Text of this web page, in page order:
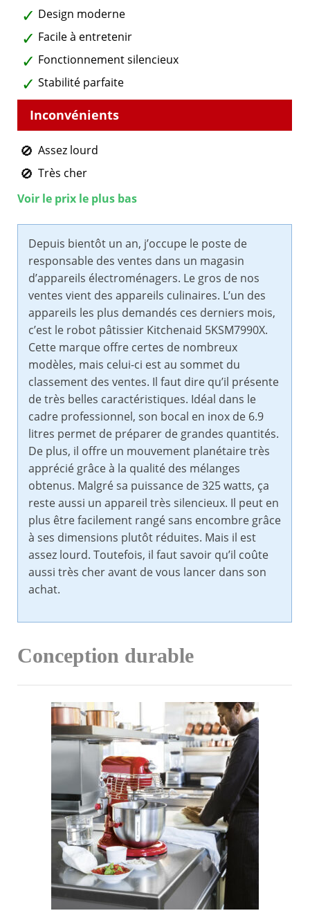
Design moderne
Facile à entretenir
Fonctionnement silencieux
Stabilité parfaite
Assez lourd
Très cher
Voir le prix le plus bas
Depuis bientôt un an, j’occupe le poste de
responsable des ventes dans un magasin
d’appareils électroménagers. Le gros de nos
ventes vient des appareils culinaires. L’un des
appareils les plus demandés ces derniers mois,
c’est le robot pâtissier Kitchenaid 5KSM7990X.
Cette marque offre certes de nombreux
modèles, mais celui-ci est au sommet du
classement des ventes. Il faut dire qu’il présente
de très belles caractéristiques. Idéal dans le
cadre professionnel, son bocal en inox de 6.9
litres permet de préparer de grandes quantités.
De plus, il offre un mouvement planétaire très
apprécié grâce à la qualité des mélanges
obtenus. Malgré sa puissance de 325 watts, ça
reste aussi un appareil très silencieux. Il peut en
plus être facilement rangé sans encombre grâce
à ses dimensions plutôt réduites. Mais il est
assez lourd. Toutefois, il faut savoir qu’il coûte
aussi très cher avant de vous lancer dans son
achat.
Conception durable